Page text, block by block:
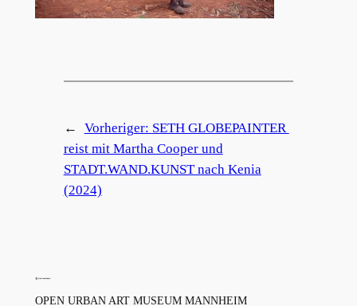
← Vorheriger: SETH GLOBEPAINTER
reist mit Martha Cooper und
STADT.WAND.KUNST nach Kenia
(2024)
OPEN URBAN ART MUSEUM MANNHEIM